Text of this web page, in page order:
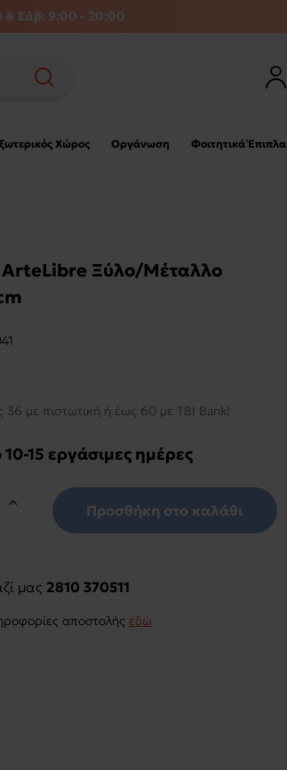
& Σάβ: 9:00 - 20:00
Χώρος Οργάνωση Φοιτητικά Έπιπλα
ArteLibre Ξύλο/Μέταλλο
36 με πιστωτική ή έως 60 με TBI Bank!
15 εργάσιμες ημέρες
Προσθήκη στο καλάθι
μας 2810 370511
αποστολής εδώ